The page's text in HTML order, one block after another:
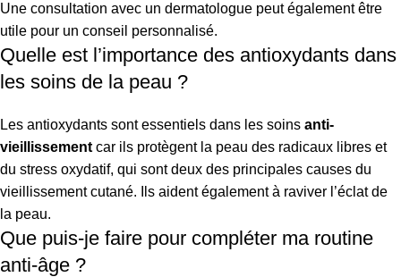
Une consultation avec un dermatologue peut également être
utile pour un conseil personnalisé.
Quelle est l’importance des antioxydants dans
les soins de la peau ?
Les antioxydants sont essentiels dans les soins anti-
vieillissement car ils protègent la peau des radicaux libres et
du stress oxydatif, qui sont deux des principales causes du
vieillissement cutané. Ils aident également à raviver l’éclat de
la peau.
Que puis-je faire pour compléter ma routine
anti-âge ?